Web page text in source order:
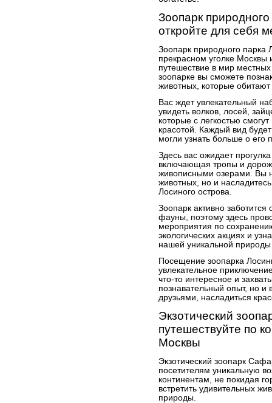
Зоопарк
откройте для себя
Зоопарк природного парка
прекрасном уголке Москвы
путешествие в мир
зоопарке вы сможете
животных, которые
Вас ждет увлекательный
увидеть волков, лосей,
которые с легкостью
красотой. Каждый вид
могли узнать больше о его
Здесь вас ожидает
включающая тропы и
живописными озерами. Вы
животных, но и
Лосиного острова.
Зоопарк активно
фауны, поэтому здесь
мероприятия по
экологических акциях и
нашей уникальной
Посещение зоопарка
увлекательное
что-то интересное и
познавательный опыт, но и
друзьями, насладиться
Экзотический
путешествуйте по
Москвы
Экзотический зоопарк
посетителям уникальную
континентам, не покидая
встретить удивительных
природы.